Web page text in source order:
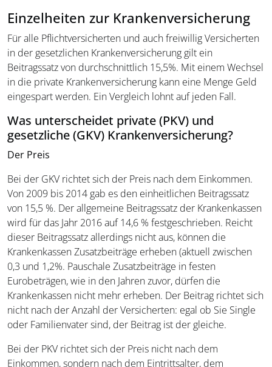
Einzelheiten zur Krankenversicherung
Für alle Pflichtversicherten und auch freiwillig Versicherten
in der gesetzlichen Krankenversicherung gilt ein
Beitragssatz von durchschnittlich 15,5%. Mit einem Wechsel
in die private Krankenversicherung kann eine Menge Geld
eingespart werden. Ein Vergleich lohnt auf jeden Fall.
Was unterscheidet private (PKV) und
gesetzliche (GKV) Krankenversicherung?
Der Preis
Bei der GKV richtet sich der Preis nach dem Einkommen.
Von 2009 bis 2014 gab es den einheitlichen Beitragssatz
von 15,5 %. Der allgemeine Beitragssatz der Krankenkassen
wird für das Jahr 2016 auf 14,6 % festgeschrieben. Reicht
dieser Beitragssatz allerdings nicht aus, können die
Krankenkassen Zusatzbeiträge erheben (aktuell zwischen
0,3 und 1,2%. Pauschale Zusatzbeiträge in festen
Eurobeträgen, wie in den Jahren zuvor, dürfen die
Krankenkassen nicht mehr erheben. Der Beitrag richtet sich
nicht nach der Anzahl der Versicherten: egal ob Sie Single
oder Familienvater sind, der Beitrag ist der gleiche.
Bei der PKV richtet sich der Preis nicht nach dem
Einkommen, sondern nach dem Eintrittsalter, dem